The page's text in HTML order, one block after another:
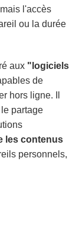
de
de
l'accès
ou la durée
aux "logiciels
de
hors ligne. Il
partage
les contenus
personnels,